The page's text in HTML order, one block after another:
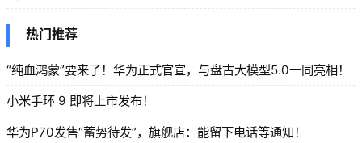
热门推荐
“纯血鸿蒙”要来了！华为正式官宣，与盘古大模型5.0一同亮相！
小米手环 9 即将上市发布！
华为P70发售“蓄势待发”，旗舰店：能留下电话等通知！